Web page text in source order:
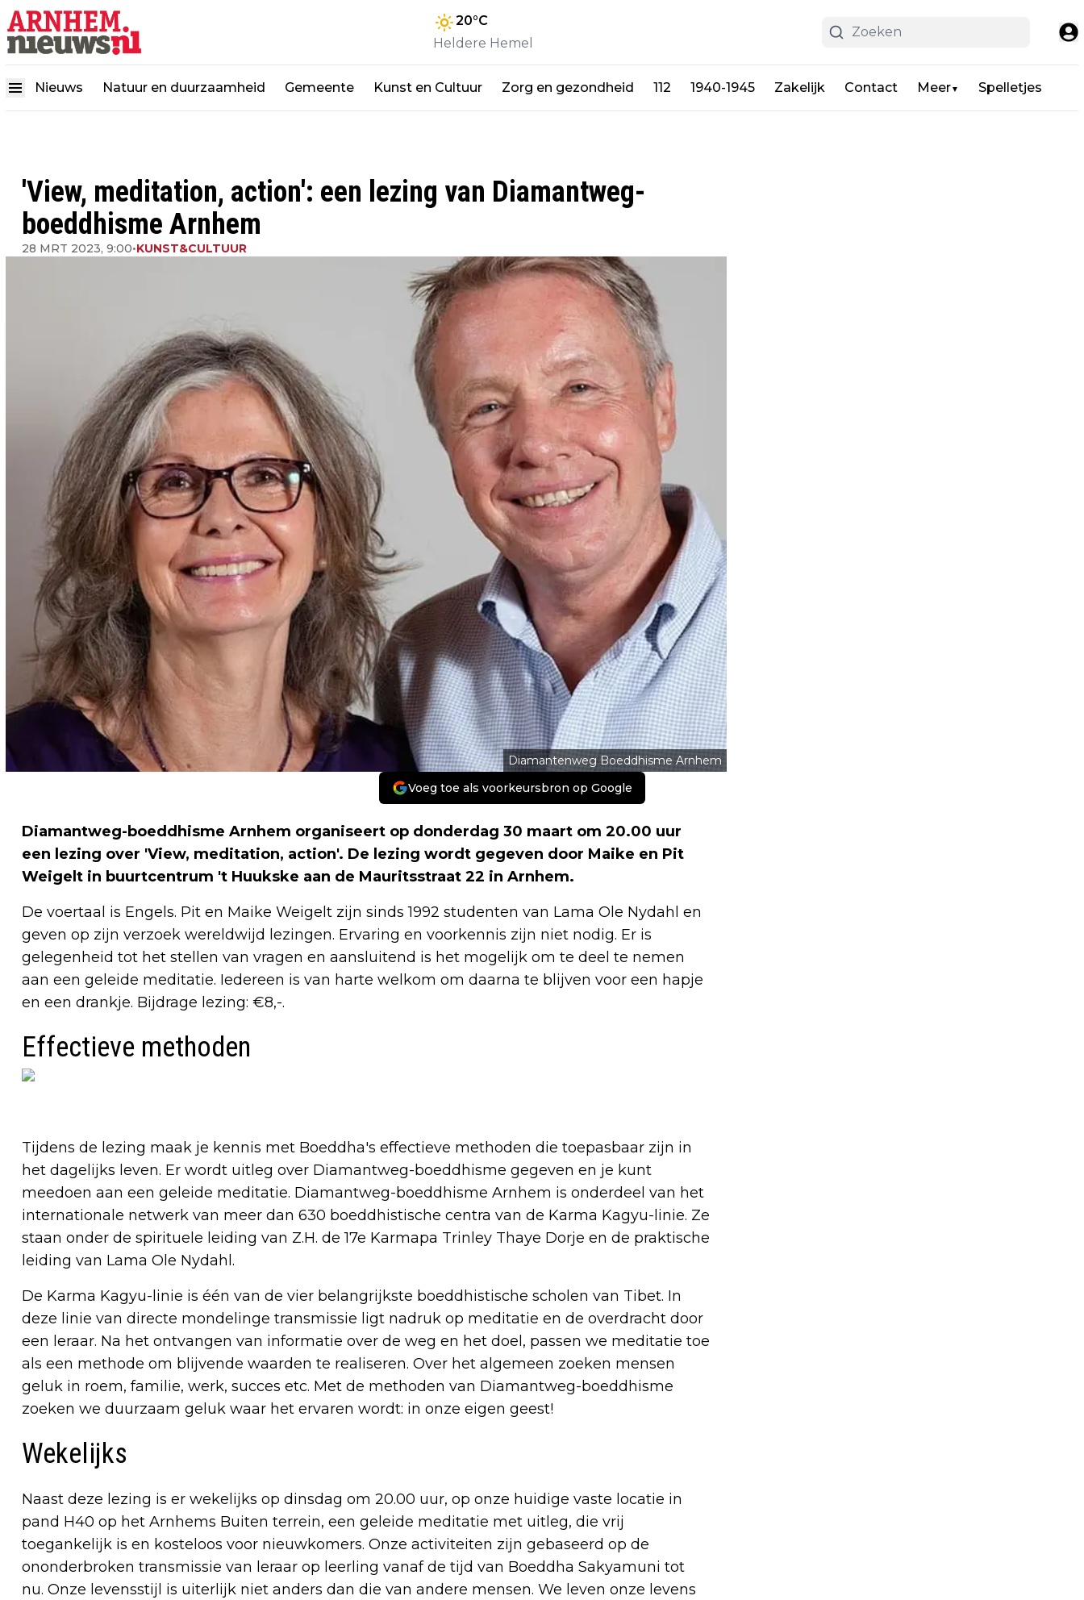
20°C
Heldere Hemel
Nieuws Natuur en duurzaamheid Gemeente Kunst en Cultuur Zorg en gezondheid 112 1940-1945 Zakelijk Contact Meer▼ Spelletjes
'View, meditation, action': een lezing van Diamantweg-
boeddhisme Arnhem
28 MRT 2023, 9:00•KUNST&CULTUUR
Diamantenweg Boeddhisme Arnhem
Voeg toe als voorkeursbron op Google
Diamantweg-boeddhisme Arnhem organiseert op donderdag 30 maart om 20.00 uur
een lezing over 'View, meditation, action'. De lezing wordt gegeven door Maike en Pit
Weigelt in buurtcentrum 't Huukske aan de Mauritsstraat 22 in Arnhem.
De voertaal is Engels. Pit en Maike Weigelt zijn sinds 1992 studenten van Lama Ole Nydahl en
geven op zijn verzoek wereldwijd lezingen. Ervaring en voorkennis zijn niet nodig. Er is
gelegenheid tot het stellen van vragen en aansluitend is het mogelijk om te deel te nemen
aan een geleide meditatie. Iedereen is van harte welkom om daarna te blijven voor een hapje
en een drankje. Bijdrage lezing: €8,-.
Effectieve methoden
Tijdens de lezing maak je kennis met Boeddha's effectieve methoden die toepasbaar zijn in
het dagelijks leven. Er wordt uitleg over Diamantweg-boeddhisme gegeven en je kunt
meedoen aan een geleide meditatie. Diamantweg-boeddhisme Arnhem is onderdeel van het
internationale netwerk van meer dan 630 boeddhistische centra van de Karma Kagyu-linie. Ze
staan onder de spirituele leiding van Z.H. de 17e Karmapa Trinley Thaye Dorje en de praktische
leiding van Lama Ole Nydahl.
De Karma Kagyu-linie is één van de vier belangrijkste boeddhistische scholen van Tibet. In
deze linie van directe mondelinge transmissie ligt nadruk op meditatie en de overdracht door
een leraar. Na het ontvangen van informatie over de weg en het doel, passen we meditatie toe
als een methode om blijvende waarden te realiseren. Over het algemeen zoeken mensen
geluk in roem, familie, werk, succes etc. Met de methoden van Diamantweg-boeddhisme
zoeken we duurzaam geluk waar het ervaren wordt: in onze eigen geest!
Wekelijks
Naast deze lezing is er wekelijks op dinsdag om 20.00 uur, op onze huidige vaste locatie in
pand H40 op het Arnhems Buiten terrein, een geleide meditatie met uitleg, die vrij
toegankelijk is en kosteloos voor nieuwkomers. Onze activiteiten zijn gebaseerd op de
ononderbroken transmissie van leraar op leerling vanaf de tijd van Boeddha Sakyamuni tot
nu. Onze levensstijl is uiterlijk niet anders dan die van andere mensen. We leven onze levens